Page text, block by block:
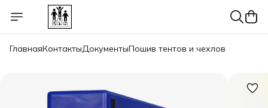
ГлавнаяКонтактыДокументыПошив тентов и чехлов